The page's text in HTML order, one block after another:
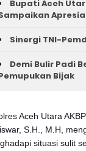
Bupati Aceh
Sinergi TNI-
Demi Bulir Padi
Bijak
Aceh Utara
S.H., M.H,
situasi sulit